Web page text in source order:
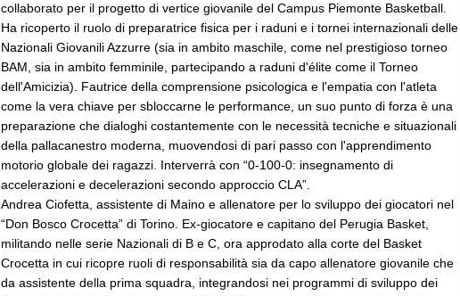
collaborato per il progetto di vertice giovanile del Campus Piemonte Basketball.
Ha ricoperto il ruolo di preparatrice fisica per i raduni e i tornei internazionali delle
Nazionali Giovanili Azzurre (sia in ambito maschile, come nel prestigioso torneo
BAM, sia in ambito femminile, partecipando a raduni d'élite come il Torneo
dell'Amicizia). Fautrice della comprensione psicologica e l'empatia con l'atleta
come la vera chiave per sbloccarne le performance, un suo punto di forza è una
preparazione che dialoghi costantemente con le necessità tecniche e situazionali
della pallacanestro moderna, muovendosi di pari passo con l'apprendimento
motorio globale dei ragazzi. Interverrà con “0-100-0: insegnamento di
accelerazioni e decelerazioni secondo approccio CLA”.
Andrea Ciofetta, assistente di Maino e allenatore per lo sviluppo dei giocatori nel
“Don Bosco Crocetta” di Torino. Ex-giocatore e capitano del Perugia Basket,
militando nelle serie Nazionali di B e C, ora approdato alla corte del Basket
Crocetta in cui ricopre ruoli di responsabilità sia da capo allenatore giovanile che
da assistente della prima squadra, integrandosi nei programmi di sviluppo dei